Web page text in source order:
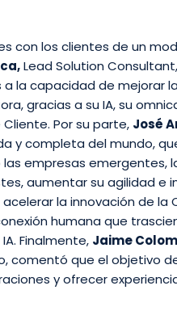
con los clientes de un
Lead Solution
la capacidad de mejorar la
gracias a su IA, su
Por su parte, José
y completa del mundo,
empresas emergentes,
aumentar su agilidad e
la innovación de la
humana que
Finalmente, Jaime
comentó que el objetivo
y ofrecer